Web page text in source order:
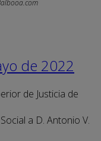
de 2022
de Justicia de
a D. Antonio V.